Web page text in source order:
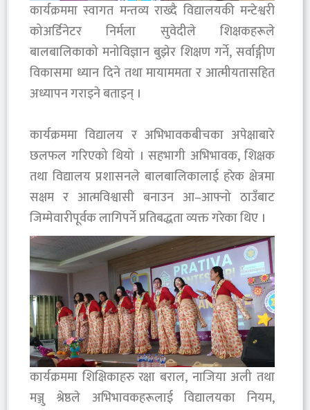
‎कार्यक्रममा स्वागत मन्तव्य राख्दै विद्यालयकी मन्टेश्वरी
कोअर्डिनेटर निर्मला सुवेदीले शिक्षकहरूले
बालबालिकाको मनोविज्ञान बुझेर शिक्षण गर्ने, सर्वाङ्गीण
विकासमा ध्यान दिने तथा मायाममता र आत्मीयतासहित
अध्यापन गराइने बताइन् ।
‎कार्यक्रममा विद्यालय र अभिभावकबीचका अपेक्षाबारे
छलफल गरिएको थियो । सहभागी अभिभावक, शिक्षक
तथा विद्यालय प्रशासनले बालबालिकालाई हरेक क्षेत्रमा
सक्षम र आत्मविश्वासी बनाउन आ–आफ्नो ठाउँबाट
जिम्मेवारीपूर्वक लागिपर्ने प्रतिबद्धता व्यक्त गरेका थिए ।
‎कार्यक्रममा शिक्षिकाहरु रक्षा बराल, नाजिया अली तथा
मञ्जु श्रेष्ठले अभिभावकहरूलाई विद्यालयका नियम,